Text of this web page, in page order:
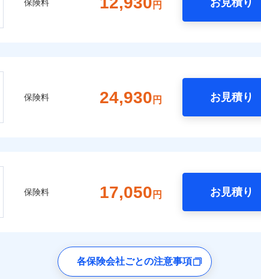
保険料 円
保険料 24,930 円 お見積り
保険料 17,050 円 お見積り
各保険会社ごとの注意事項